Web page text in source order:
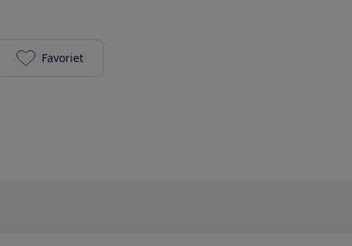
Samsung QE65Q800T toevoegen aan je favorieten
Favoriet